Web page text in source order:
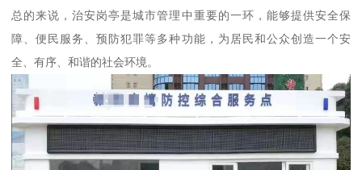
总的来说，治安岗亭是城市管理中重要的一环，能够提供安全保
障、便民服务、预防犯罪等多种功能，为居民和公众创造一个安
全、有序、和谐的社会环境。